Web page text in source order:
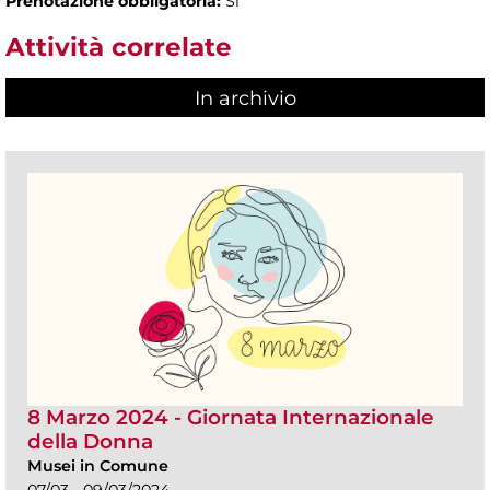
Attività correlate
In archivio
8 Marzo 2024 - Giornata Internazionale
della Donna
Musei in Comune